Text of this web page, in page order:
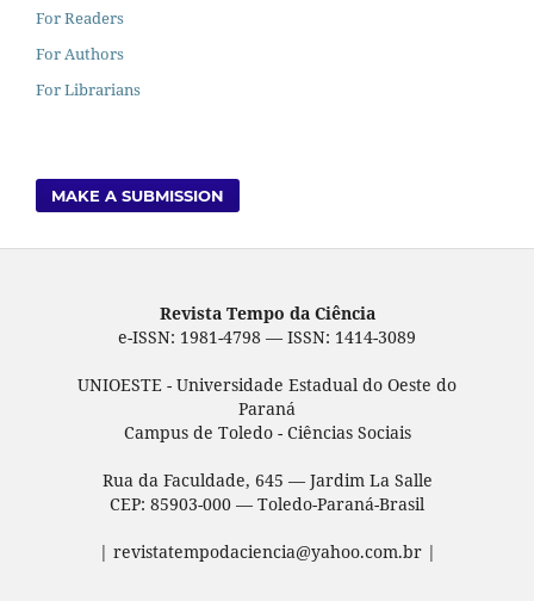
For Readers
For Authors
For Librarians
MAKE A SUBMISSION
Revista Tempo da Ciência
e-ISSN: 1981-4798 — ISSN: 1414-3089
UNIOESTE - Universidade Estadual do Oeste do
Paraná
Campus de Toledo - Ciências Sociais
Rua da Faculdade, 645 — Jardim La Salle
CEP: 85903-000 — Toledo-Paraná-Brasil
| revistatempodaciencia@yahoo.com.br |